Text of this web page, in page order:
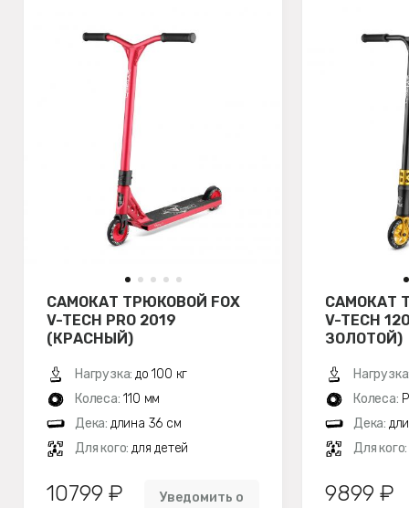
САМОКАТ ТРЮКОВОЙ FOX
V-TECH PRO 2019
(КРАСНЫЙ)
Нагрузка: до 100 кг
Колеса: 110 мм
Дека: длина 36 см
Для кого: для детей
10799 ₽
Уведомить о
САМОКАТ
V-TECH
ЗОЛОТОЙ)
Колеса:
Дека:
Для кого:
9899 ₽